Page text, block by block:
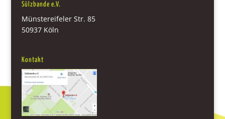
Sülzbande e.V.
Münstereifeler Str. 85
50937 Köln
Kontakt